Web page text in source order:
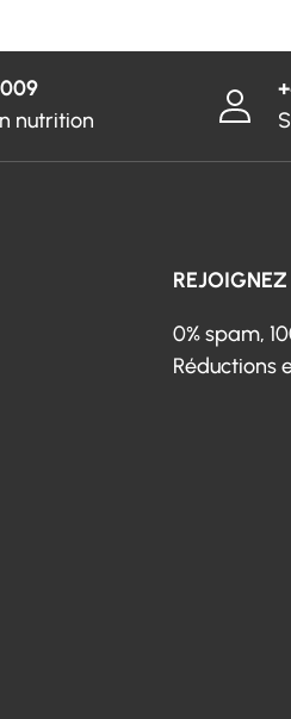
nutrition
0% spam,
Réductions